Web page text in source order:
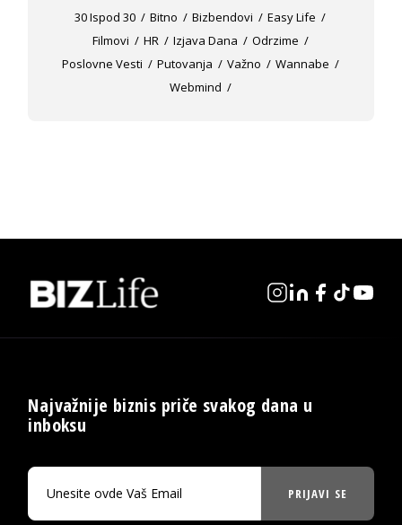
30 Ispod 30 Bitno Bizbendovi
Easy Life
Filmovi
HR Izjava Dana
Odrzime
Poslovne Vesti
Putovanja Važno
Wannabe
Webmind
Najvažnije biznis priče svakog dana u
inboksu
PRIJAVI SE